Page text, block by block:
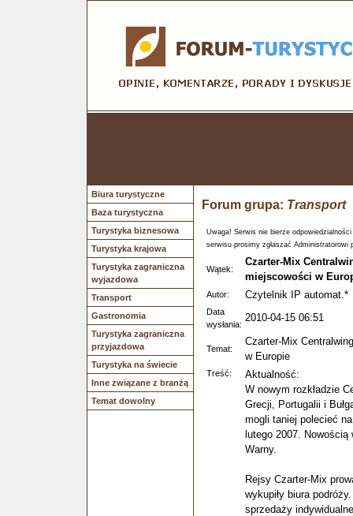
Biura turystyczne
Baza turystyczna
Turystyka biznesowa
Turystyka krajowa
Turystyka zagraniczna
wyjazdowa
Transport
Gastronomia
Turystyka zagraniczna
przyjazdowa
Turystyka na świecie
Inne związane z branżą
Temat dowolny
Forum grupa: Transport
Uwaga! Serwis nie bierze
serwisu prosimy zgłaszać Administratorowi
Wątek:
Czarter-Mix
miejscowości w
Autor: Czytelnik IP automat.*
Data
wysłania:
2010-04-15 06:51
Temat:
Czarter-Mix
w Europie
Treść:
Aktualność:
W nowym rozkładzie
Grecji, Portugalii i
mogli taniej polecieć
lutego 2007.
Warny.
Rejsy Czarter-Mix
wykupiły biura
sprzedaży